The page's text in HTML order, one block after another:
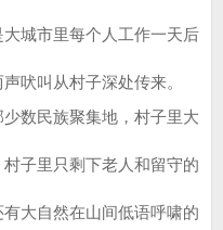
城市里每个人工作一天后
吠叫从村子深处传来。
数民族聚集地，村子里大
子里只剩下老人和留守的
大自然在山间低语呼啸的